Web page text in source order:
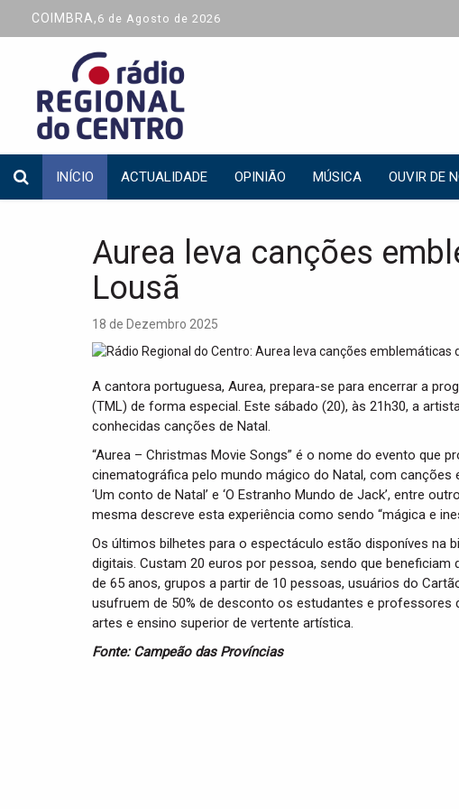
COIMBRA, 6 de Agosto de 2026
INÍCIO ACTUALIDADE OPINIÃO MÚSICA OUVIR DE
Aurea leva canções
Lousã
18 de Dezembro 2025
A cantora portuguesa, Aurea, prepara-se para encerrar a
(TML) de forma especial. Este sábado (20), às 21h30, a
conhecidas canções de Natal.
“Aurea – Christmas Movie Songs” é o nome do evento que
cinematográfica pelo mundo mágico do Natal, com canções
‘Um conto de Natal’ e ‘O Estranho Mundo de Jack’, entre
mesma descreve esta experiência como sendo “mágica e
Os últimos bilhetes para o espectáculo estão disponíves na
digitais. Custam 20 euros por pessoa, sendo que
de 65 anos, grupos a partir de 10 pessoas, usuários do
usufruem de 50% de desconto os estudantes e professores
artes e ensino superior de vertente artística.
Fonte: Campeão das Províncias